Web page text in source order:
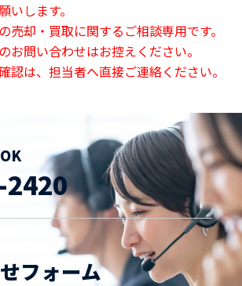
いします。
却・買取に関するご相談専用です。
問い合わせはお控えください。
認は、担当者へ直接ご連絡ください。
フォーム